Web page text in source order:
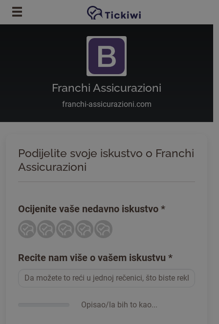
Preskoči na glavni sadržaj
Franchi Assicurazioni
franchi-assicurazioni.com
Podijelite svoje iskustvo o Franchi
Assicurazioni
Ocijenite vaše nedavno iskustvo *
Recite nam više o vašem iskustvu *
Opisao/la bih to kao...